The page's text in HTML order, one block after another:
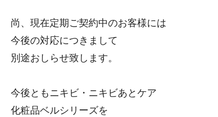
尚、現在定期ご契約中のお客様には
今後の対応につきまして
別途おしらせ致します。
今後ともニキビ・ニキビあとケア
化粧品ベルシリーズを